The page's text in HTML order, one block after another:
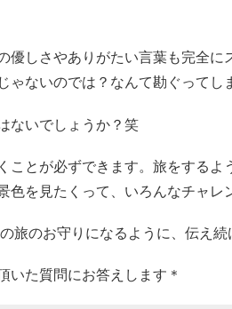
優しさやありがたい言葉も完全に
ゃないのでは？なんて勘ぐってし
ないでしょうか？笑
ことが必ずできます。旅をするよ
色を見たくって、いろんなチャレ
旅のお守りになるように、伝え続
いた質問にお答えします＊